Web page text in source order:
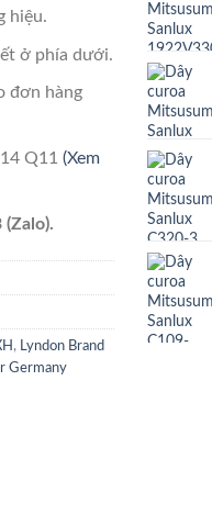
hiệu.
ở phía dưới.
đơn hàng
Q11 (Xem
,
Lyndon Brand
Germany